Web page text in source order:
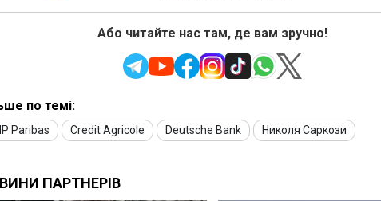
Або читайте нас там, де вам зручно!
по темі:
Paribas Credit Agricole Deutsche Bank Николя Саркози